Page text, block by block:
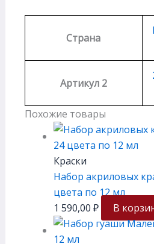
Страна
Артикул 2
Похожие товары
Краски
Набор акриловых
цвета по 12 мл
1 590,00 ₽ В